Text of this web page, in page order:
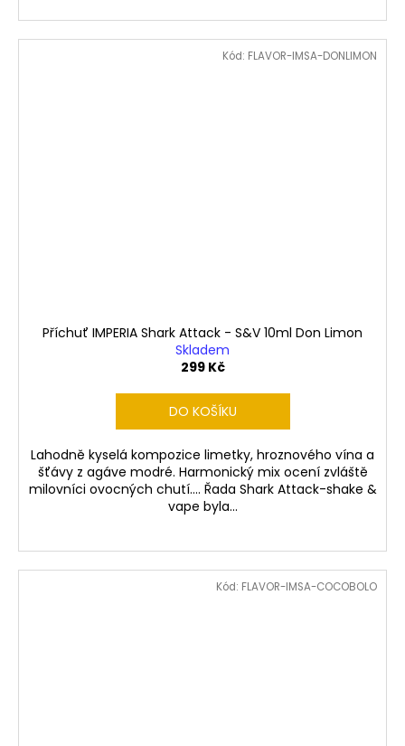
Příchuť IMPERIA Shark Attack - S&V 10ml Don Limon
Skladem
299 Kč
DO KOŠÍKU
Lahodně kyselá kompozice limetky, hroznového vína a
šťávy z agáve modré. Harmonický mix ocení zvláště
milovníci ovocných chutí.... Řada Shark Attack-shake &
vape byla...
Kód: FLAVOR-IMSA-DONLIMON
Kód: FLAVOR-IMSA-COCOBOLO